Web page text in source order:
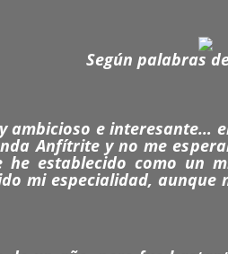
Según palabras
ambicioso e
Anfítrite y no me
he establecido como un
mi especialidad,